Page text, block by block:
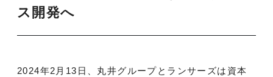
ス開発へ
2024年2月13日、丸井グループとランサーズは資本